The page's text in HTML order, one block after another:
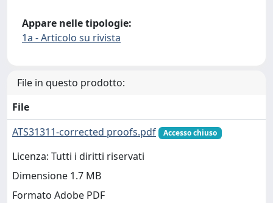
Appare nelle tipologie:
1a - Articolo su rivista
File in questo prodotto:
File
ATS31311-corrected proofs.pdf
Accesso chiuso
Licenza: Tutti i diritti riservati
Dimensione 1.7 MB
Formato Adobe PDF